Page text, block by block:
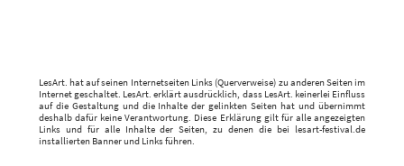
LesArt. hat auf seinen Internetseiten Links (Querverweise) zu anderen Seiten im
Internet geschaltet. LesArt. erklärt ausdrücklich, dass LesArt. keinerlei Einfluss
auf die Gestaltung und die Inhalte der gelinkten Seiten hat und übernimmt
deshalb dafür keine Verantwortung. Diese Erklärung gilt für alle angezeigten
Links und für alle Inhalte der Seiten, zu denen die bei lesart-festival.de
installierten Banner und Links führen.